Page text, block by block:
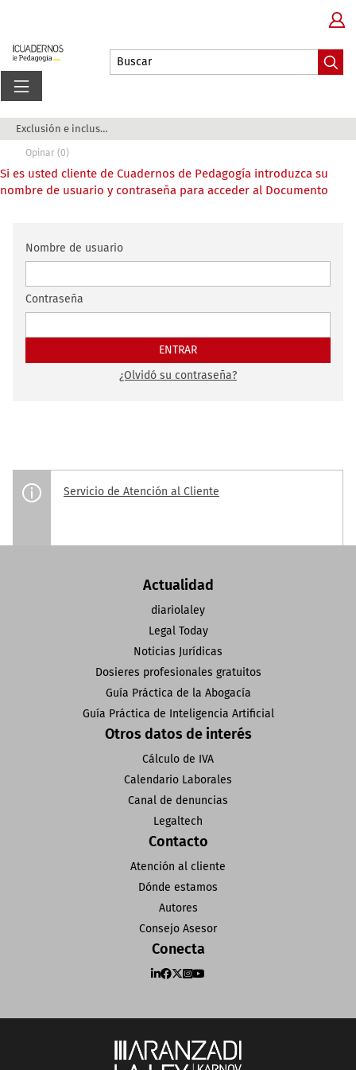
Exclusión e inclusión educativas en Europa
Opinar (0)
Si es usted cliente de Cuadernos de Pedagogía introduzca su
nombre de usuario y contraseña para acceder al Documento
Nombre de usuario
Contraseña
¿Olvidó su contraseña?
Servicio de Atención al Cliente
Actualidad
diariolaley
Legal Today
Noticias Jurídicas
Dosieres profesionales gratuitos
Guía Práctica de la Abogacía
Guía Práctica de Inteligencia Artificial
Otros datos de interés
Cálculo de IVA
Calendario Laborales
Canal de denuncias
Legaltech
Contacto
Atención al cliente
Dónde estamos
Autores
Consejo Asesor
Conecta